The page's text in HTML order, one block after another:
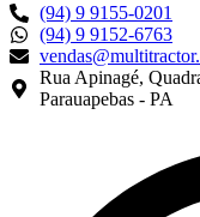
(94) 9 9155-0201
(94) 9 9152-6763
Rua Apinagé,
Parauapebas - PA